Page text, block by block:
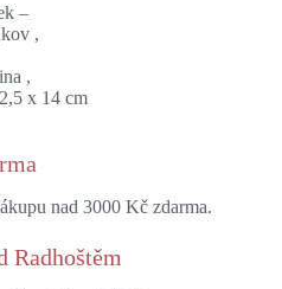
–
,
,
x 14 cm
nad 3000 Kč zdarma.
Radhoštěm